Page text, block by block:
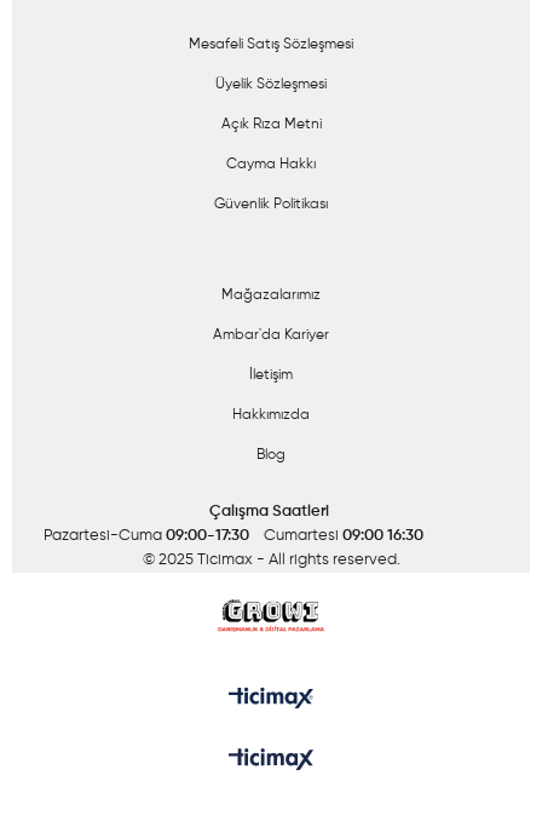
Mesafeli Satış Sözleşmesi
Üyelik Sözleşmesi
Açık Rıza Metni
Cayma Hakkı
Güvenlik Politikası
Mağazalarımız
Ambar'da Kariyer
İletişim
Hakkımızda
Blog
Çalışma Saatleri
Pazartesi-Cuma 09:00-17:30 Cumartesi 09:00 16:30
© 2025 Ticimax - All rights reserved.